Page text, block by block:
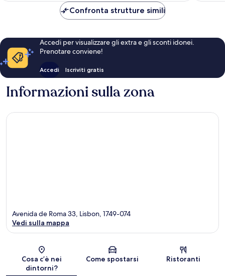
68 €
Confronta strutture simili
Accedi per visualizzare gli extra e gli sconti idonei.
Prenotare conviene!
Accedi Iscriviti gratis
Informazioni sulla zona
Mappa
Avenida de Roma 33, Lisbon, 1749-074
Vedi sulla mappa
Cosa c’è nei
dintorni?
Come spostarsi Ristoranti